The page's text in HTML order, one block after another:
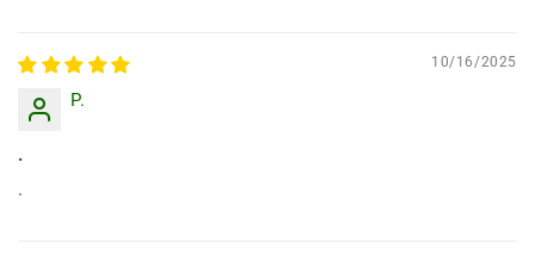
10/16/2025
P.
.
.